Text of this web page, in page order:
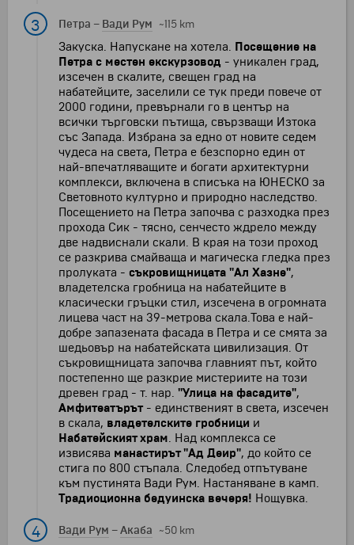
3 Петра – Вади Рум ~115 km
Закуска. Напускане на хотела. Посещение на
Петра с местен екскурзовод - уникален град,
изсечен в скалите, свещен град на
набатейците, заселили се тук преди повече от
2000 години, превърнали го в център на
всички търговски пътища, свързващи Изтока
със Запада. Избрана за едно от новите седем
чудеса на света, Петра е безспорно един от
най-впечатляващите и богати архитектурни
комплекси, включена в списъка на ЮНЕСКО за
Световното културно и природно наследство.
Посещението на Петра започва с разходка през
прохода Сик - тясно, сенчесто ждрело между
две надвиснали скали. В края на този проход
се разкрива смайваща и магическа гледка през
пролуката - съкровищницата "Ал Хазне",
владетелска гробница на набатейците в
класически гръцки стил, изсечена в огромната
лицева част на 39-метрова скала.Това е най-
добре запазената фасада в Петра и се смята за
шедьовър на набатейската цивилизация. От
съкровищницата започва главният път, който
постепенно ще разкрие мистериите на този
древен град - т. нар. "Улица на фасадите",
Амфитеатърът- единственият в света, изсечен
в скала, владетелските гробници и
Набатейският храм. Над комплекса се
извисява манастирът "Ад Деир", до който се
стига по 800 стъпала. Следобед отпътуване
към пустинята Вади Рум. Настаняване в камп.
Традиоционна бедуинска вечеря! Нощувка.
4 Вади Рум –Акаба ~50 km